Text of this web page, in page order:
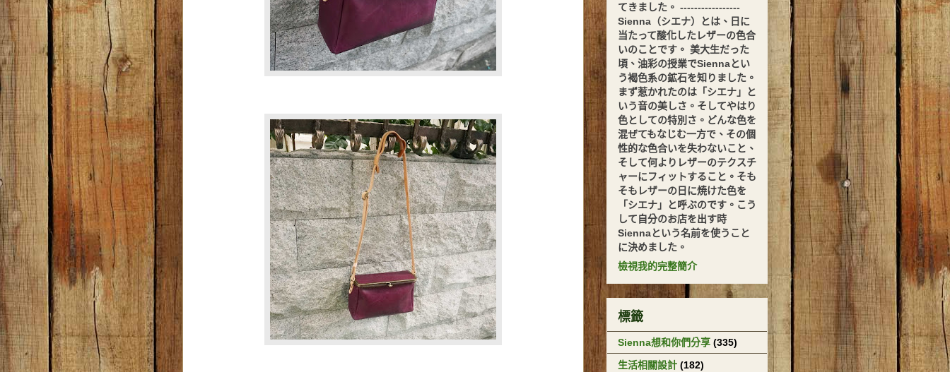
てきました。 -----------------
Sienna（シエナ）とは、日に
当たって酸化したレザーの色合
いのことです。 美大生だった
頃、油彩の授業でSiennaとい
う褐色系の鉱石を知りました。
まず惹かれたのは「シエナ」と
いう音の美しさ。そしてやはり
色としての特別さ。どんな色を
混ぜてもなじむ一方で、その個
性的な色合いを失わないこと、
そして何よりレザーのテクスチ
ャーにフィットすること。そも
そもレザーの日に焼けた色を
「シエナ」と呼ぶのです。こう
して自分のお店を出す時
Siennaという名前を使うこと
に決めました。
檢視我的完整簡介
標籤
Sienna想和你們分享 (335)
生活相關設計 (182)